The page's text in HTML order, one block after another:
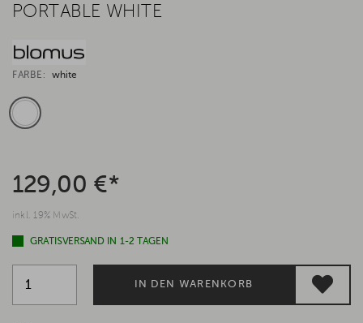
PORTABLE WHITE
FARBE: white
129,00 €*
inkl. 19% MwSt.
GRATISVERSAND IN 1-2 TAGEN
IN DEN WARENKORB